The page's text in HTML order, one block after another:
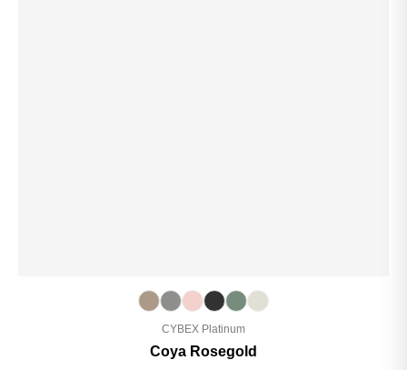
CYBEX Platinum
Coya Rosegold